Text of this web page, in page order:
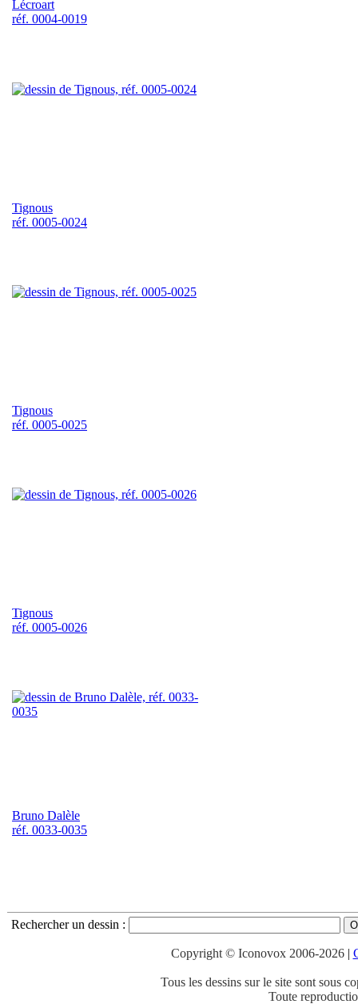
Lécroart
réf. 0004-0019
Tignous
réf. 0005-0024
Tignous
réf. 0005-0025
Tignous
réf. 0005-0026
Bruno Dalèle
réf. 0033-0035
Rechercher un dessin :
Copyright © Iconovox 2006-2026|
Tous les dessins sur le site sont sous
Toute